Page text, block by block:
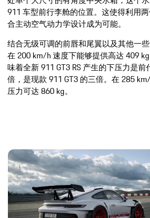
911 车型前行李舱的位置。这使得利用
合主动空气动力学设计成为可能。
结合无级可调的前唇和尾翼以及其他一
在 200 km/h 速度下能够提供高达 409
味着全新 911 GT3 RS 产生的下压力是
倍，是现款 911 GT3 的三倍。在 285
压力可达 860 kg。